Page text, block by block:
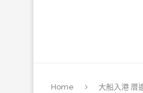
Home 大船入港 厝